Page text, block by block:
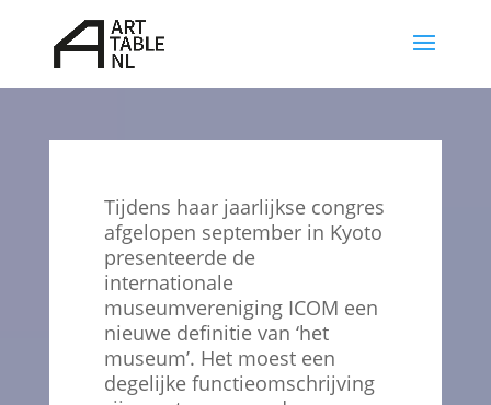
Tijdens haar jaarlijkse congres
afgelopen september in Kyoto
presenteerde de
internationale
museumvereniging ICOM een
nieuwe definitie van ‘het
museum’. Het moest een
degelijke functieomschrijving